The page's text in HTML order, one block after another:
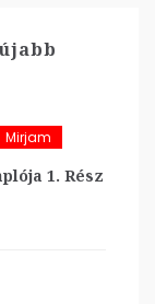
Mirjam
1. Rész